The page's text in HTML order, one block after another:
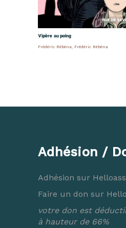
Vipère au poing
Frédéric Rébéna, Frédéric Rébéna
Adhésion /
Adhésion sur
Faire un don sur
votre don est
à hauteur de 66%